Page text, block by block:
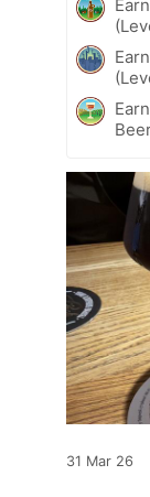
31 Mar 26